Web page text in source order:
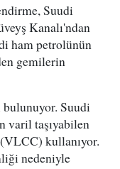
Suudi
Kanalı'ndan
ham petrolünün
gemilerin
bulunuyor. Suudi
varil taşıyabilen
kullanıyor.
nedeniyle